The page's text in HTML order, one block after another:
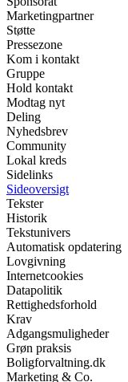
Marketingpartner
Støtte
Pressezone
Kom i kontakt
Gruppe
Hold kontakt
Modtag nyt
Deling
Nyhedsbrev
Community
Lokal kreds
Sidelinks
Sideoversigt
Tekster
Historik
Tekstunivers
Automatisk opdatering
Lovgivning
Internetcookies
Datapolitik
Rettighedsforhold
Krav
Adgangsmuligheder
Grøn praksis
Boligforvaltning.dk
Marketing & Co.